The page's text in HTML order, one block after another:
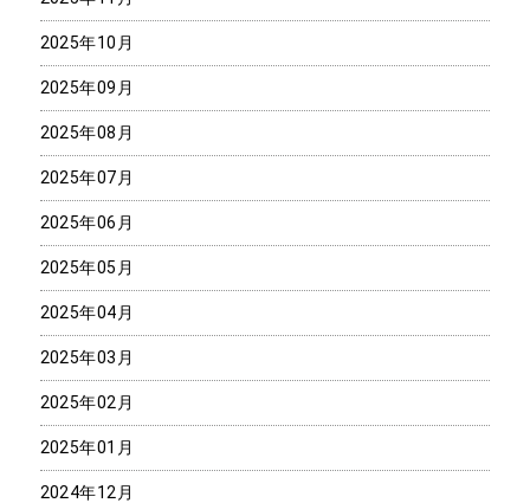
2025年10月
2025年09月
2025年08月
2025年07月
2025年06月
2025年05月
2025年04月
2025年03月
2025年02月
2025年01月
2024年12月